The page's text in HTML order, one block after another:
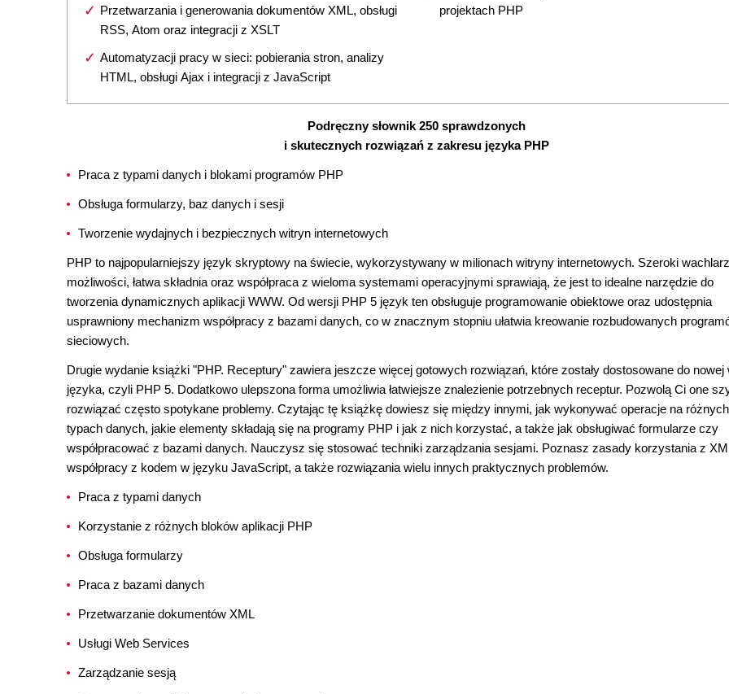
Przetwarzania i generowania dokumentów XML, obsługi
RSS, Atom oraz integracji z XSLT
Automatyzacji pracy w sieci: pobierania stron, analizy
HTML, obsługi Ajax i integracji z JavaScript
projektach PHP
Podręczny słownik 250 sprawdzonych
i skutecznych rozwiązań z zakresu języka PHP
Praca z typami danych i blokami programów PHP
Obsługa formularzy, baz danych i sesji
Tworzenie wydajnych i bezpiecznych witryn internetowych
PHP to najpopularniejszy język skryptowy na świecie, wykorzystywany w milionach witryny internetowych. Szeroki wachlarz
możliwości, łatwa składnia oraz współpraca z wieloma systemami operacyjnymi sprawiają, że jest to idealne narzędzie do
tworzenia dynamicznych aplikacji WWW. Od wersji PHP 5 język ten obsługuje programowanie obiektowe oraz udostępnia
usprawniony mechanizm współpracy z bazami danych, co w znacznym stopniu ułatwia kreowanie rozbudowanych
sieciowych.
Drugie wydanie książki "PHP. Receptury" zawiera jeszcze więcej gotowych rozwiązań, które zostały dostosowane do nowej
języka, czyli PHP 5. Dodatkowo ulepszona forma umożliwia łatwiejsze znalezienie potrzebnych receptur. Pozwolą Ci one
rozwiązać często spotykane problemy. Czytając tę książkę dowiesz się między innymi, jak wykonywać operacje na różnych
typach danych, jakie elementy składają się na programy PHP i jak z nich korzystać, a także jak obsługiwać formularze czy
współpracować z bazami danych. Nauczysz się stosować techniki zarządzania sesjami. Poznasz zasady korzystania z
współpracy z kodem w języku JavaScript, a także rozwiązania wielu innych praktycznych problemów.
Praca z typami danych
Korzystanie z różnych bloków aplikacji PHP
Obsługa formularzy
Praca z bazami danych
Przetwarzanie dokumentów XML
Usługi Web Services
Zarządzanie sesją